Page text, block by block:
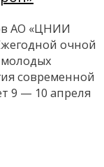
АО «ЦНИИ
очной
современной
9 — 10 апреля